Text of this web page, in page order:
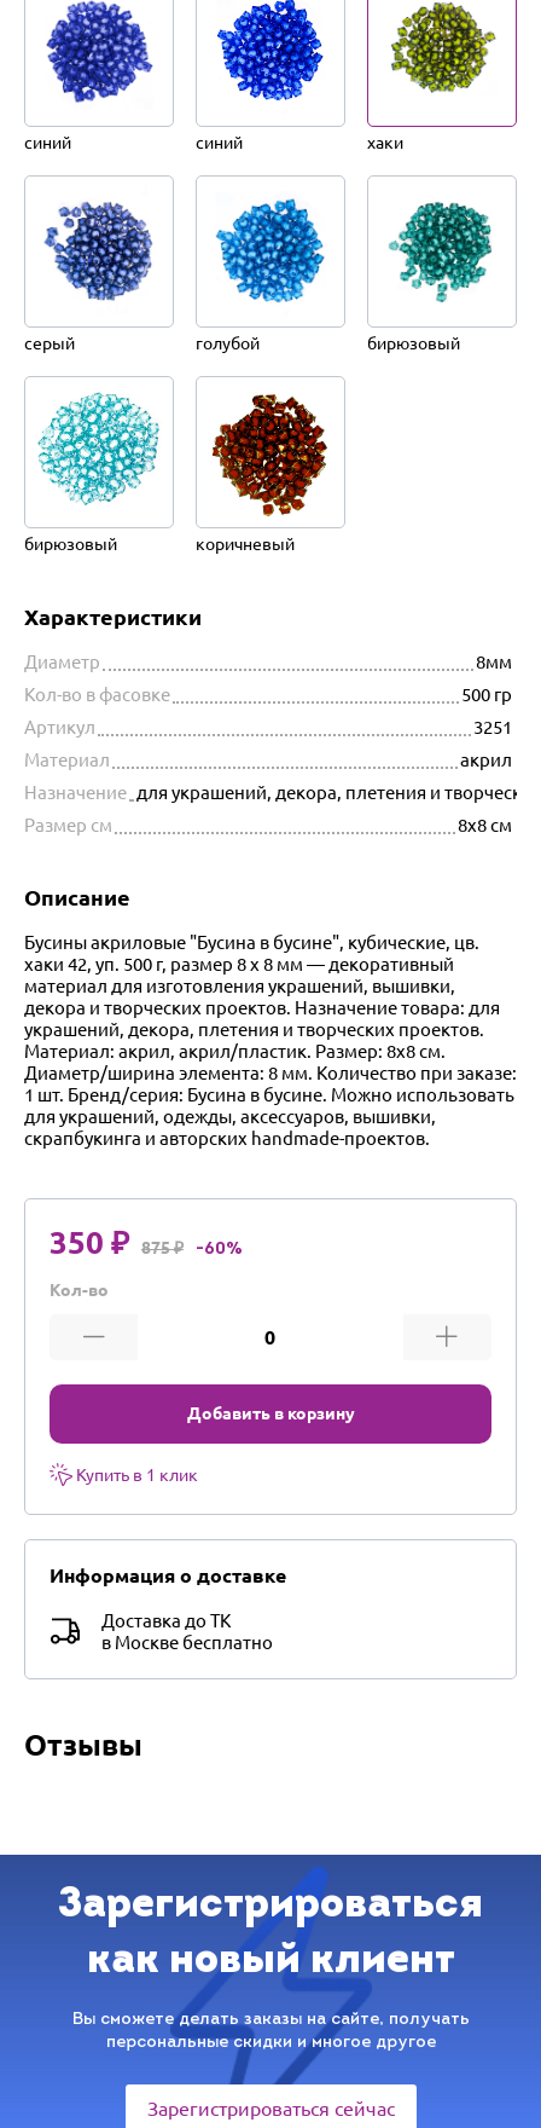
синий синий хаки
серый голубой бирюзовый
бирюзовый коричневый
Характеристики
Диаметр
8мм
Кол-во в фасовке
500 гр
Артикул
3251
Материал
акрил
Назначение для украшений, декора, плетения и
Размер см
8x8 см
Описание
Бусины акриловые "Бусина в бусине", кубические, цв.
хаки 42, уп. 500 г, размер 8 х 8 мм — декоративный
материал для изготовления украшений, вышивки,
декора и творческих проектов. Назначение товара: для
украшений, декора, плетения и творческих проектов.
Материал: акрил, акрил/пластик. Размер: 8x8 см.
Диаметр/ширина элемента: 8 мм. Количество при заказе:
1 шт. Бренд/серия: Бусина в бусине. Можно использовать
для украшений, одежды, аксессуаров, вышивки,
скрапбукинга и авторских handmade-проектов.
350 ₽ 875 ₽ -60%
Кол-во
Добавить в корзину
Купить в 1 клик
Информация о доставке
Доставка до ТК
в Москве бесплатно
Отзывы
Зарегистрироваться
как новый клиент
Вы сможете делать заказы на сайте, получать
персональные скидки и многое другое
Зарегистрироваться сейчас